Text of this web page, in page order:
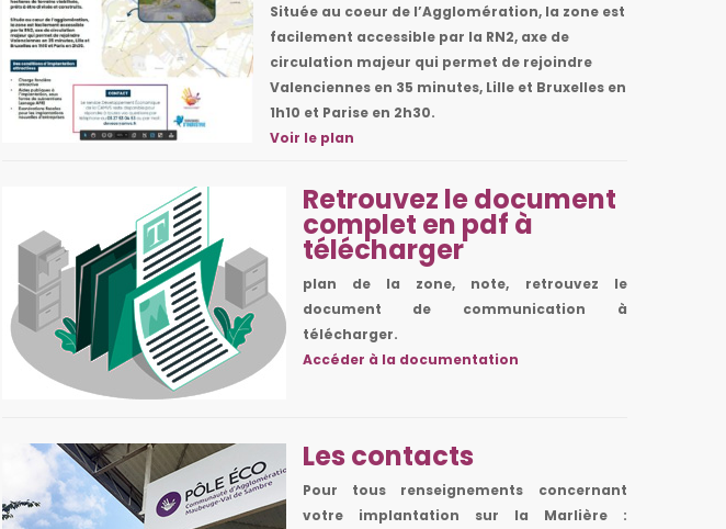
Située au coeur de l’Agglomération, la zone est
facilement accessible par la RN2, axe de
circulation majeur qui permet de rejoindre
Valenciennes en 35 minutes, Lille et Bruxelles en
1h10 et Parise en 2h30.
Voir le plan
Retrouvez le document
complet en pdf à
télécharger
plan de la zone, note, retrouvez le
document de communication à
télécharger.
Accéder à la documentation
Les contacts
Pour tous renseignements concernant
votre implantation sur la Marlière :